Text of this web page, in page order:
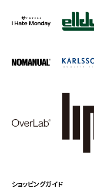
ショッピングガイド